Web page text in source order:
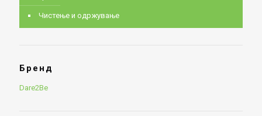
Чистење и одржување
Бренд
Dare2Be